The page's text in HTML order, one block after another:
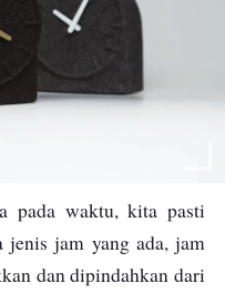
pada waktu, kita pasti
jenis jam yang ada, jam
dan dipindahkan dari